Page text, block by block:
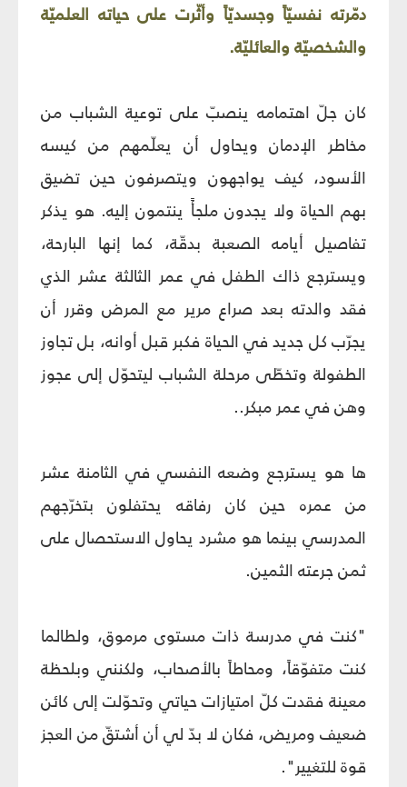
دمّرته نفسيّاً وجسديّاً وأثّرت على حياته العلميّة
والشخصيّة والعائليّة.
كان جلّ اهتمامه ينصبّ على توعية الشباب من
مخاطر الإدمان ويحاول أن يعلّمهم من كيسه
الأسود، كيف يواجهون ويتصرفون حين تضيق
بهم الحياة ولا يجدون ملجأً ينتمون إليه. هو يذكر
تفاصيل أيامه الصعبة بدقّة، كما إنها البارحة،
ويسترجع ذاك الطفل في عمر الثالثة عشر الذي
فقد والدته بعد صراع مرير مع المرض وقرر أن
يجرّب كل جديد في الحياة فكبر قبل أوانه، بل تجاوز
الطفولة وتخطّى مرحلة الشباب ليتحوّل إلى عجوز
وهن في عمر مبكر..
ها هو يسترجع وضعه النفسي في الثامنة عشر
من عمره حين كان رفاقه يحتفلون بتخرّجهم
المدرسي بينما هو مشرد يحاول الاستحصال على
ثمن جرعته الثمين.
"كنت في مدرسة ذات مستوى مرموق، ولطالما
كنت متفوّقاً، ومحاطاً بالأصحاب، ولكنني وبلحظة
معينة فقدت كلّ امتيازات حياتي وتحوّلت إلى كائن
ضعيف ومريض، فكان لا بدّ لي أن أشتقّ من العجز
قوة للتغيير".